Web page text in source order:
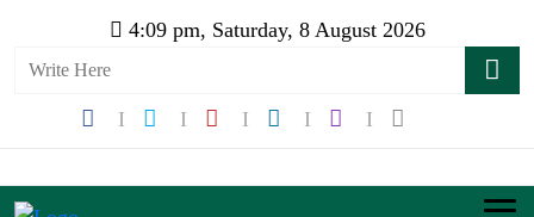
4:09 pm, Saturday, 8 August 2026